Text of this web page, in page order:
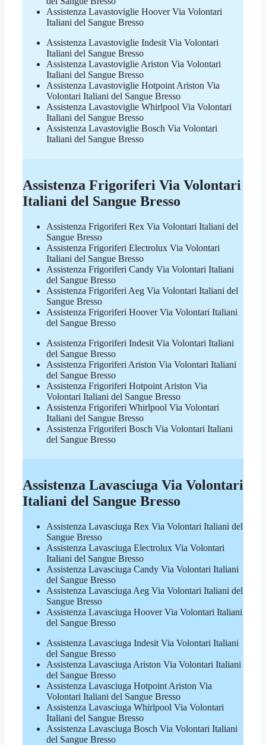
Assistenza Lavastoviglie Hoover Via Volontari
Italiani del Sangue Bresso
Assistenza Lavastoviglie Indesit Via Volontari
Italiani del Sangue Bresso
Assistenza Lavastoviglie Ariston Via Volontari
Italiani del Sangue Bresso
Assistenza Lavastoviglie Hotpoint Ariston Via
Volontari Italiani del Sangue Bresso
Assistenza Lavastoviglie Whirlpool Via Volontari
Italiani del Sangue Bresso
Assistenza Lavastoviglie Bosch Via Volontari
Italiani del Sangue Bresso
Assistenza Frigoriferi Via Volontari
Italiani del Sangue Bresso
Assistenza Frigoriferi Rex Via Volontari Italiani del
Sangue Bresso
Assistenza Frigoriferi Electrolux Via Volontari
Italiani del Sangue Bresso
Assistenza Frigoriferi Candy Via Volontari Italiani
del Sangue Bresso
Assistenza Frigoriferi Aeg Via Volontari Italiani del
Sangue Bresso
Assistenza Frigoriferi Hoover Via Volontari Italiani
del Sangue Bresso
Assistenza Frigoriferi Indesit Via Volontari Italiani
del Sangue Bresso
Assistenza Frigoriferi Ariston Via Volontari Italiani
del Sangue Bresso
Assistenza Frigoriferi Hotpoint Ariston Via
Volontari Italiani del Sangue Bresso
Assistenza Frigoriferi Whirlpool Via Volontari
Italiani del Sangue Bresso
Assistenza Frigoriferi Bosch Via Volontari Italiani
del Sangue Bresso
Assistenza Lavasciuga Via Volontari
Italiani del Sangue Bresso
Assistenza Lavasciuga Rex Via Volontari Italiani del
Sangue Bresso
Assistenza Lavasciuga Electrolux Via Volontari
Italiani del Sangue Bresso
Assistenza Lavasciuga Candy Via Volontari Italiani
del Sangue Bresso
Assistenza Lavasciuga Aeg Via Volontari Italiani del
Sangue Bresso
Assistenza Lavasciuga Hoover Via Volontari Italiani
del Sangue Bresso
Assistenza Lavasciuga Indesit Via Volontari Italiani
del Sangue Bresso
Assistenza Lavasciuga Ariston Via Volontari Italiani
del Sangue Bresso
Assistenza Lavasciuga Hotpoint Ariston Via
Volontari Italiani del Sangue Bresso
Assistenza Lavasciuga Whirlpool Via Volontari
Italiani del Sangue Bresso
Assistenza Lavasciuga Bosch Via Volontari Italiani
del Sangue Bresso